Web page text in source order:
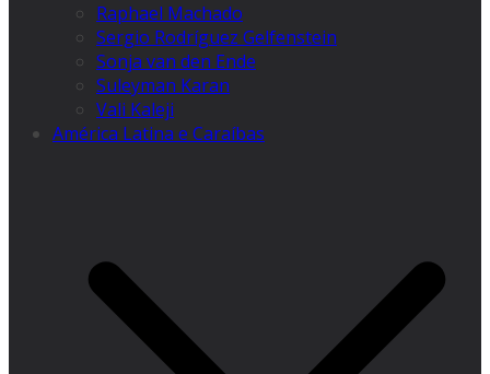
Raphael Machado
Sergio Rodríguez Gelfenstein
Sonja van den Ende
Suleyman Karan
Vali Kaleji
América Latina e Caraíbas